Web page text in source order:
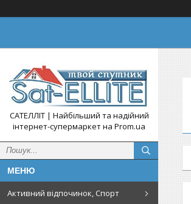
САТЕЛЛІТ | Найбільший та надійний
інтернет-супермаркет на Prom.ua
Активний відпочинок, Спорт